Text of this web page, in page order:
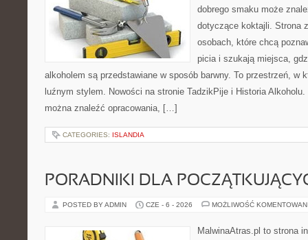
dobrego smaku może
dotyczące koktajli. Strona
osobach, które chcą
picia i szukają miejsca,
alkoholem są przedstawiane w sposób barwny. To przestrzeń, w
luźnym stylem. Nowości na stronie TadzikPije i Historia
można znaleźć opracowania, […]
CATEGORIES: ISLANDIA
PORADNIKI DLA
POSTED BY ADMIN CZE - 6 - 2026 MOŻLIWOŚĆ
MalwinaAtras.pl to strona